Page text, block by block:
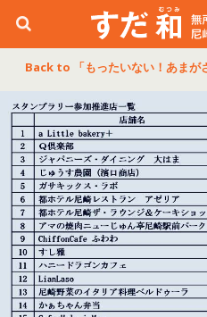
Back to 「もったいない！あまが